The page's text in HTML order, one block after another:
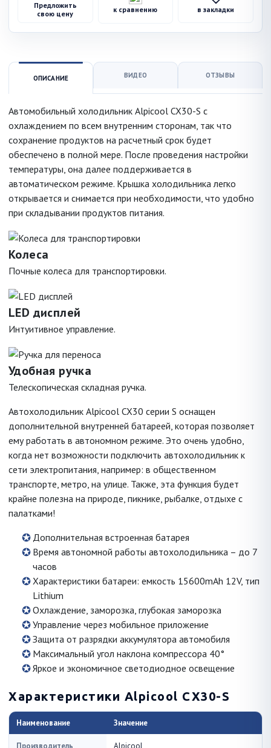
Предложить
свою цену
к сравнению в закладки
ОПИСАНИЕ ВИДЕО ОТЗЫВЫ
Автомобильный холодильник Alpicool CX30-S с
охлаждением по всем внутренним сторонам, так что
сохранение продуктов на расчетный срок будет
обеспечено в полной мере. После проведения настройки
температуры, она далее поддерживается в
автоматическом режиме. Крышка холодильника легко
открывается и снимается при необходимости, что удобно
при складывании продуктов питания.
Колеса
Почные колеса для транспортировки.
LED дисплей
Интуитивное управление.
Удобная ручка
Телескопическая складная ручка.
Автохолодильник Alpicool CX30 серии S оснащен
дополнительной внутренней батареей, которая позволяет
ему работать в автономном режиме. Это очень удобно,
когда нет возможности подключить автохолодильник к
сети электропитания, например: в общественном
транспорте, метро, на улице. Также, эта функция будет
крайне полезна на природе, пикнике, рыбалке, отдыхе с
палатками!
Дополнительная встроенная батарея
Время автономной работы автохолодильника – до 7
часов
Характеристики батареи: емкость 15600mAh 12V, тип
Lithium
Охлаждение, заморозка, глубокая заморозка
Управление через мобильное приложение
Защита от разрядки аккумулятора автомобиля
Максимальный угол наклона компрессора 40°
Яркое и экономичное светодиодное освещение
Характеристики Alpicool CX30-S
Наименование Значение
Производитель Alpicool